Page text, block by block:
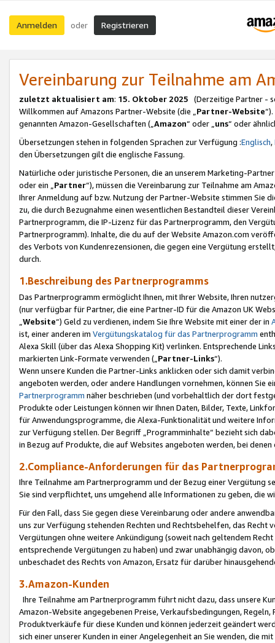
Anmelden oder Registrieren
Vereinbarung zur Teilnahme am
zuletzt aktualisiert am: 15. Oktober 2025 (Derzeitige Partner -
Willkommen auf Amazons Partner-Website (die „Partner-Website
genannten Amazon-Gesellschaften („Amazon“ oder „uns“ oder
Übersetzungen stehen in folgenden Sprachen zur Verfügung :Englisch,
den Übersetzungen gilt die englische Fassung.
Natürliche oder juristische Personen, die an unserem Marketing-
oder ein „Partner“), müssen die Vereinbarung zur Teilnahme am
Ihrer Anmeldung auf bzw. Nutzung der Partner-Website stimmen Sie
zu, die durch Bezugnahme einen wesentlichen Bestandteil dieser
Partnerprogramm, die IP-Lizenz für das Partnerprogramm, den
Partnerprogramm). Inhalte, die du auf der Website Amazon.com
des Verbots von Kundenrezensionen, die gegen eine Vergütung
durch.
1.Beschreibung des Partnerprogramms
Das Partnerprogramm ermöglicht Ihnen, mit Ihrer Website, Ihren
(nur verfügbar für Partner, die eine Partner-ID für die Amazon UK
Website“) Geld zu verdienen, indem Sie Ihre Website mit einer der in
ist, einer anderen im Vergütungskatalog für das Partnerprogramm
Alexa Skill (über das Alexa Shopping Kit) verlinken. Entsprechende
markierten Link-Formate verwenden („ Partner-Links“).
Wenn unsere Kunden die Partner-Links anklicken oder sich damit
angeboten werden, oder andere Handlungen vornehmen, können Sie
Partnerprogramm näher beschrieben (und vorbehaltlich der dort
Produkte oder Leistungen können wir Ihnen Daten, Bilder, Texte,
für Anwendungsprogramme, die Alexa-Funktionalität und weitere
zur Verfügung stellen. Der Begriff „Programminhalte“ bezieht sich
in Bezug auf Produkte, die auf Websites angeboten werden, bei
2.Compliance-Anforderungen für das
Ihre Teilnahme am Partnerprogramm und der Bezug einer Vergütung
Sie sind verpflichtet, uns umgehend alle Informationen zu geben, die
Für den Fall, dass Sie gegen diese Vereinbarung oder andere
uns zur Verfügung stehenden Rechten und Rechtsbehelfen, das
Vergütungen ohne weitere Ankündigung (soweit nach geltendem
entsprechende Vergütungen zu haben) und zwar unabhängig davon,
unbeschadet des Rechts von Amazon, Ersatz für darüber
3.Amazon-Kunden
Ihre Teilnahme am Partnerprogramm führt nicht dazu, dass unsere
Amazon-Website angegebenen Preise, Verkaufsbedingungen,
Produktverkäufe für diese Kunden und können jederzeit geändert
sich einer unserer Kunden in einer Angelegenheit an Sie wenden, die